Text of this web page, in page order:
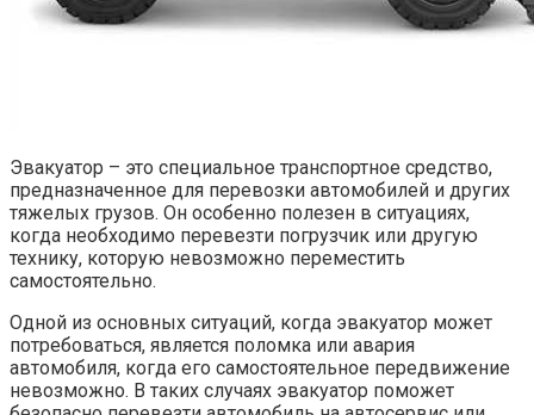
Эвакуатор – это специальное транспортное средство,
предназначенное для перевозки автомобилей и других
тяжелых грузов. Он особенно полезен в ситуациях,
когда необходимо перевезти погрузчик или другую
технику, которую невозможно переместить
самостоятельно.
Одной из основных ситуаций, когда эвакуатор может
потребоваться, является поломка или авария
автомобиля, когда его самостоятельное передвижение
невозможно. В таких случаях эвакуатор поможет